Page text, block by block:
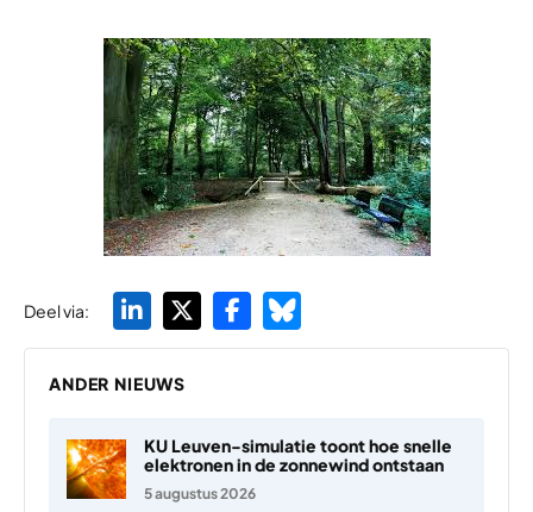
Deel via:
ANDER NIEUWS
KU Leuven-simulatie toont hoe snelle
elektronen in de zonnewind ontstaan
5 augustus 2026